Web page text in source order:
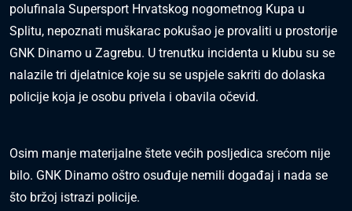
polufinala Supersport Hrvatskog nogometnog Kupa u
Splitu, nepoznati muškarac pokušao je provaliti u prostorije
GNK Dinamo u Zagrebu. U trenutku incidenta u klubu su se
nalazile tri djelatnice koje su se uspjele sakriti do dolaska
policije koja je osobu privela i obavila očevid.
Osim manje materijalne štete većih posljedica srećom nije
bilo. GNK Dinamo oštro osuđuje nemili događaj i nada se
što bržoj istrazi policije.